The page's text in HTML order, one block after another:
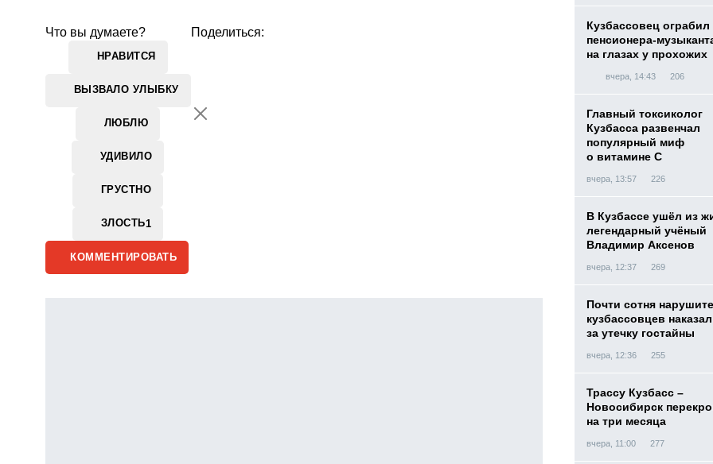
Что вы думаете?
НРАВИТСЯ
ВЫЗВАЛО УЛЫБКУ
ЛЮБЛЮ
УДИВИЛО
ГРУСТНО
ЗЛОСТЬ1
Поделиться:
КОММЕНТИРОВАТЬ
Кузбассовец ограбил
пенсионера-
на глазах у прохожих
вчера, 14:43 206
Главный токсиколог
Кузбасса развенчал
популярный миф
о витамине С
вчера, 13:57 226
В Кузбассе ушёл из
легендарный учёный
Владимир Аксенов
вчера, 12:37 269
Почти сотня
кузбассовцев
за утечку гостайны
вчера, 12:36 255
Трассу Кузбасс –
Новосибирск
на три месяца
вчера, 11:00 277